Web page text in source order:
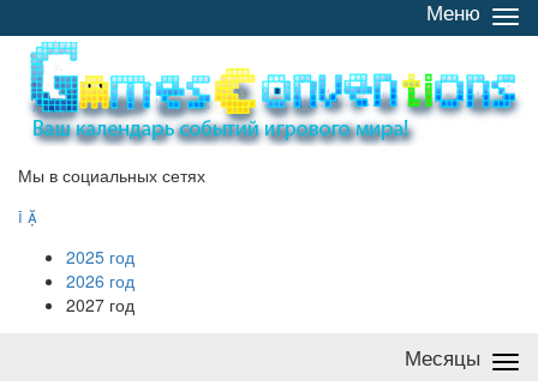
/
Меню
Мы в социальных сетях
 
2025 год
2026 год
2027 год
Месяцы